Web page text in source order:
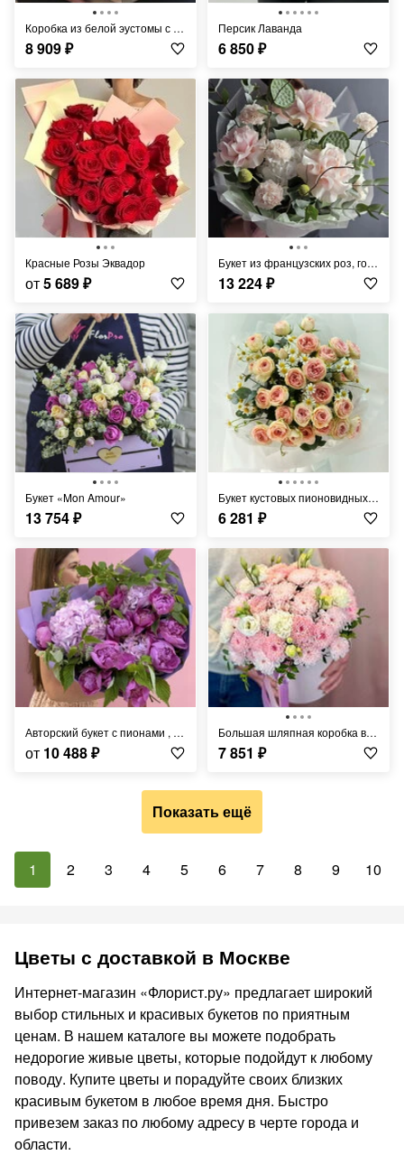
Коробка из белой эустомы с эвкалиптом "Мадмуазель"
8 909₽
Персик Лаванда
6 850₽
Красные Розы Эквадор
от5 689₽
Букет из французских роз, гортензии и лотосов "Бархатный шик"
13 224₽
Букет «Mon Amour»
13 754₽
Букет кустовых пионовидных роз и ромашек
6 281 ₽
Авторский букет с пионами , гортензией и малиной
от 10 488₽
Большая шляпная коробка в нежных тоная с кустовой хризантемой, диантусами и эустомой
7 851 ₽
Показать ещё
1 2 3 4 5 6 7 8 9 10
Цветы с доставкой в Москве
Интернет-магазин «Флорист.ру» предлагает широкий
выбор стильных и красивых букетов по приятным
ценам. В нашем каталоге вы можете подобрать
недорогие живые цветы, которые подойдут к любому
поводу. Купите цветы и порадуйте своих близких
красивым букетом в любое время дня. Быстро
привезем заказ по любому адресу в черте города и
области.